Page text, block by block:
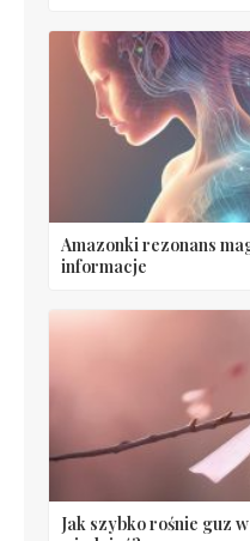
Amazonki rezonans
informacje
Jak szybko rośnie guz